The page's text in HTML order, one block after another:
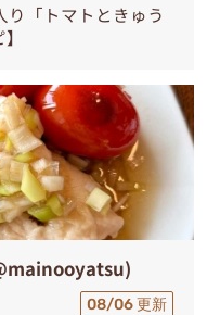
「トマトときゅう
08/06 更新